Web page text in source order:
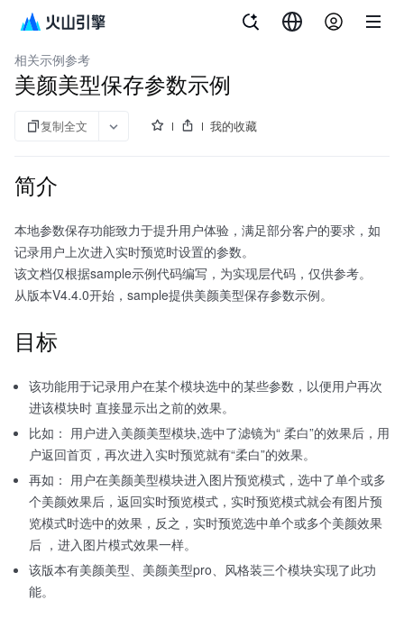
智能美化特效
相关示例参考
美颜美型保存参数示例
复制全文 我的收藏
简介
本地参数保存功能致力于提升用户体验，满足部分客户的要求，如
记录用户上次进入实时预览时设置的参数。
该文档仅根据sample示例代码编写，为实现层代码，仅供参考。
从版本V4.4.0开始，sample提供美颜美型保存参数示例。
目标
该功能用于记录用户在某个模块选中的某些参数，以便用户再次
进该模块时 直接显示出之前的效果。
比如： 用户进入美颜美型模块,选中了滤镜为“ 柔白”的效果后，用
户返回首页，再次进入实时预览就有“柔白”的效果。
再如： 用户在美颜美型模块进入图片预览模式，选中了单个或多
个美颜效果后，返回实时预览模式，实时预览模式就会有图片预
览模式时选中的效果，反之，实时预览选中单个或多个美颜效果
后 ，进入图片模式效果一样。
该版本有美颜美型、美颜美型pro、风格装三个模块实现了此功
能。